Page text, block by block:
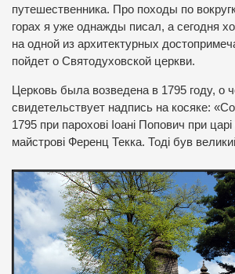
путешественника. Про походы по
горах я уже однажды писал, а сегодня
на одной из архитектурных
пойдет о Святодуховской церкви.
Церковь была возведена в 1795 году, о
свидетельствует надпись на косяке:
1795 при парохові Іоані Попович при царі
майстрові Ференц Текка. Тоді був